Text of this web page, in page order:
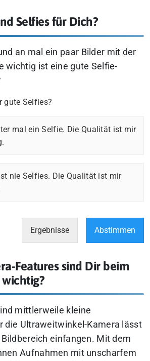
Selfies für Dich?
an mal ein paar Bilder mit der
wichtig ist eine gute Selfie-
gute Selfies?
mal ein Selfie. Die Qualität ist mir
nie Selfies. Die Qualität ist mir
Ergebnisse Abstimmen
Features sind Dir beim
mittlerweile kleine
die Ultraweitwinkel-Kamera lässt
einfangen. Mit dem
Aufnahmen mit unscharfem